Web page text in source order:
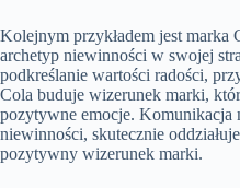
Kolejnym przykładem jest
archetyp niewinności w swojej
podkreślanie wartości radości,
Cola buduje wizerunek marki,
pozytywne emocje. Komunikacja
niewinności, skutecznie
pozytywny wizerunek marki.